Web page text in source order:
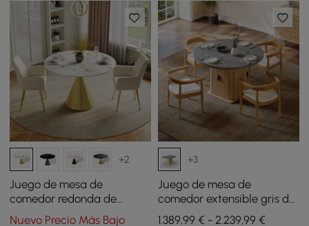
+2
Juego de mesa de
comedor redonda de
piedra sinterizada de 1000
Nuevo Precio Más Bajo
+3
Juego de mesa de
comedor extensible gris de
47 a 63 pulgadas con 4
1.389,99 € - 2.239,99 €